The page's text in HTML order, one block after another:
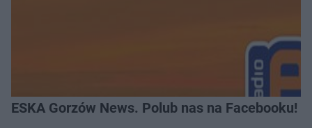
ESKA Gorzów News. Polub nas na Facebooku!